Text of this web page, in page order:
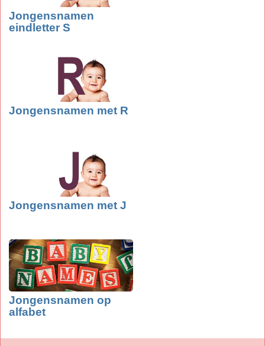
Jongensnamen
eindletter S
Jongensnamen met R
Jongensnamen met J
Jongensnamen op
alfabet